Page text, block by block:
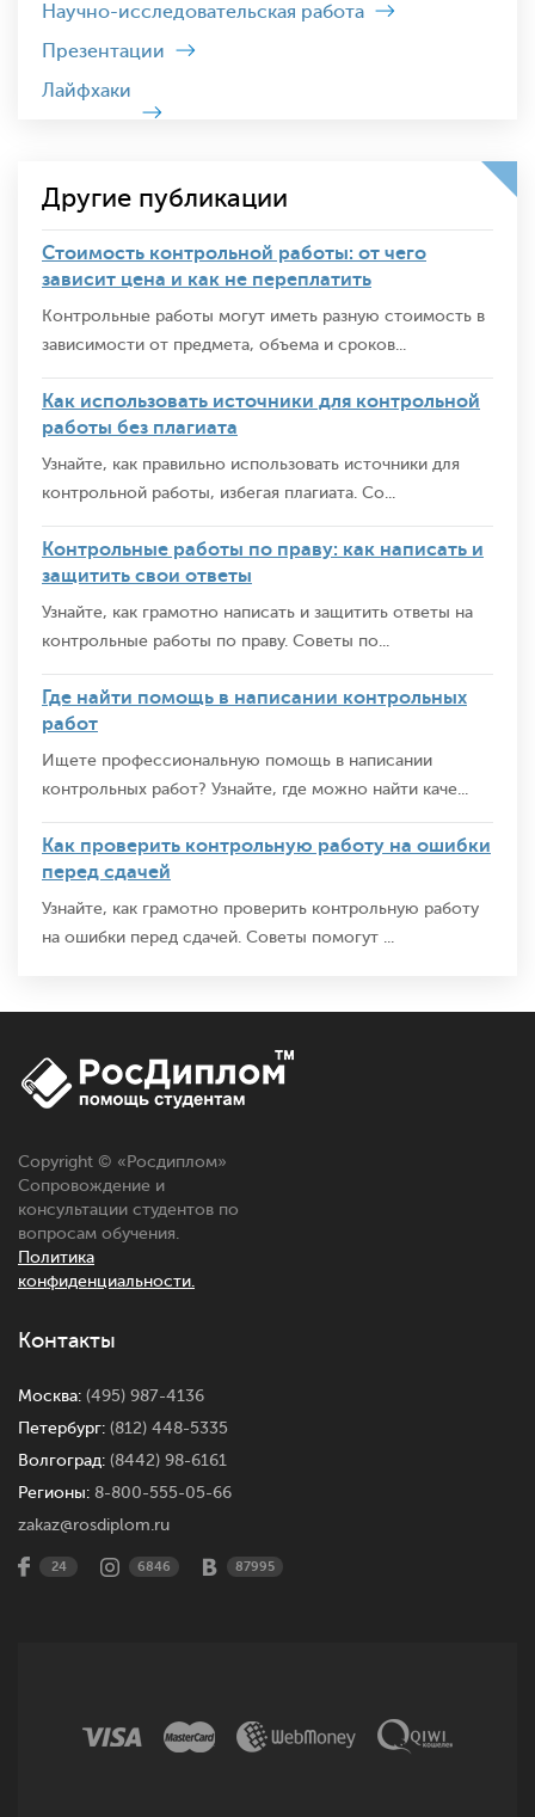
Научно-исследовательская работа
Презентации
Лайфхаки
Другие публикации
Стоимость контрольной работы: от чего
зависит цена и как не переплатить
Контрольные работы могут иметь разную стоимость в
зависимости от предмета, объема и сроков...
Как использовать источники для контрольной
работы без плагиата
Узнайте, как правильно использовать источники для
контрольной работы, избегая плагиата. Со...
Контрольные работы по праву: как написать и
защитить свои ответы
Узнайте, как грамотно написать и защитить ответы на
контрольные работы по праву. Советы по...
Где найти помощь в написании контрольных
работ
Ищете профессиональную помощь в написании
контрольных работ? Узнайте, где можно найти каче...
Как проверить контрольную работу на ошибки
перед сдачей
Узнайте, как грамотно проверить контрольную работу
на ошибки перед сдачей. Советы помогут ...
Copyright © « Росдиплом»
Сопровождение и
консультации студентов по
вопросам обучения.
Политика
конфиденциальности.
Контакты
Москва: (495) 987-4136
Петербург: (812) 448-5335
Волгоград: (8442) 98-6161
Регионы: 8-800-555-05-66
zakaz@rosdiplom.ru
24 6846 87995